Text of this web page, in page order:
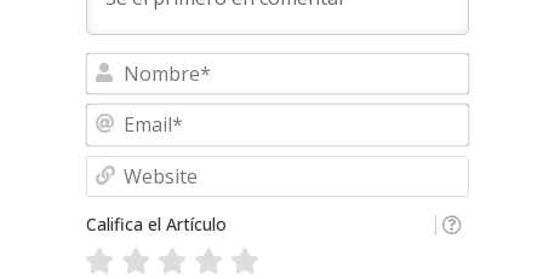
Nombre*
Email*
Califica el Artículo